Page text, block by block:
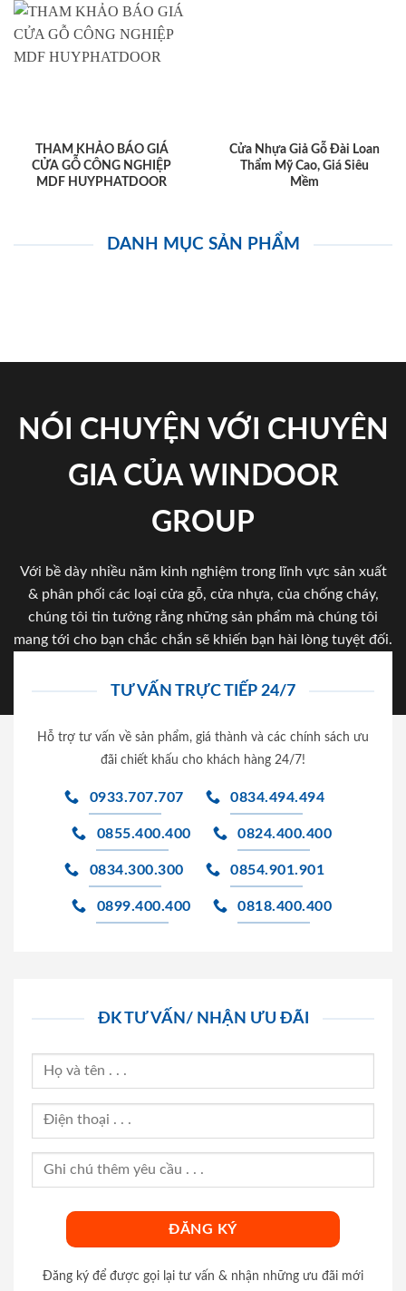
THAM KHẢO BÁO GIÁ
CỬA GỖ CÔNG NGHIỆP
MDF HUYPHATDOOR
Cửa Nhựa Giả Gỗ Đài Loan
Thẩm Mỹ Cao, Giá Siêu
Mềm
DANH MỤC SẢN PHẨM
NÓI CHUYỆN VỚI CHUYÊN
GIA CỦA WINDOOR
GROUP
Với bề dày nhiều năm kinh nghiệm trong lĩnh vực sản xuất
& phân phối các loại cửa gỗ, cửa nhựa, của chống cháy,
chúng tôi tin tưởng rằng những sản phẩm mà chúng tôi
mang tới cho bạn chắc chắn sẽ khiến bạn hài lòng tuyệt đối.
TƯ VẤN TRỰC TIẾP 24/7
Hỗ trợ tư vấn về sản phẩm, giá thành và các chính sách ưu
đãi chiết khấu cho khách hàng 24/7!
0933.707.707 0834.494.494
0855.400.400 0824.400.400
0834.300.300 0854.901.901
0899.400.400 0818.400.400
ĐK TƯ VẤN/ NHẬN ƯU ĐÃI
Đăng ký để được gọi lại tư vấn & nhận những ưu đãi mới